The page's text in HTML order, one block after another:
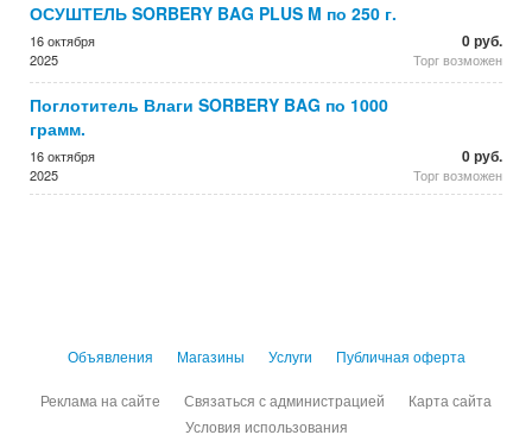
ОСУШТЕЛЬ SORBERY BAG PLUS M по 250 г.
16 октября
2025
0 руб.
Торг возможен
Поглотитель Влаги SORBERY BAG по 1000
грамм.
16 октября
2025
0 руб.
Торг возможен
Объявления Магазины Услуги Публичная оферта
Реклама на сайте Связаться с администрацией
Карта сайта
Условия использования